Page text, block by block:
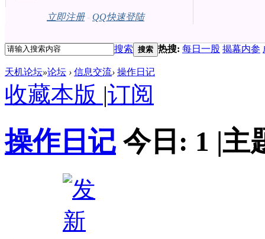
立即注册- QQ快速登陆
搜索 搜索 热搜: 每日一股 揭幕内参
天机论坛»论坛 › 信息交流› 操作日记
收藏本版 |订阅
操作日记 今日: 1 |主